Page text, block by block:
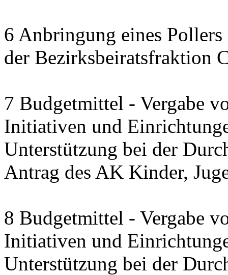
6 Anbringung eines
der Bezirksbeiratsfraktion
7 Budgetmittel - Vergabe
Initiativen und
Unterstützung bei der
Antrag des AK Kinder,
8 Budgetmittel - Vergabe
Initiativen und
Unterstützung bei der